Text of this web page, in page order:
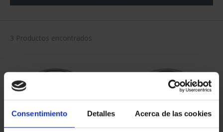
Consentimiento Detalles Acerca de las cookies
3 Productos encontrados